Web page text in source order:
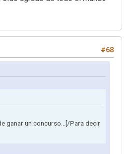
#68
ganar un concurso...[/Para decir